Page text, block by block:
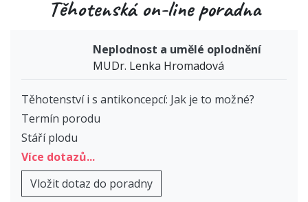
Těhotenská on-line poradna
Neplodnost a umělé oplodnění
MUDr. Lenka Hromadová
Těhotenství i s antikoncepcí: Jak je to možné?
Termín porodu
Stáří plodu
Více dotazů...
Vložit dotaz do poradny